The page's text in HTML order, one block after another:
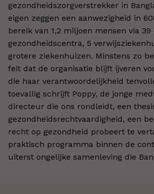
gezondheidszorgverstrekker in
eigen zeggen een aanwezigheid in
bereik van 1,2 miljoen mensen via
gezondheidscentra, 5
grotere ziekenhuizen. Minstens zo
feit dat de organisatie blijft ijveren
die haar verantwoordelijkheid
toevallig schrijft Poppy, de jonge
directeur die ons rondleidt, een
gezondheidsrechtvaardigheid, een
recht op gezondheid probeert te
praktisch programma binnen de
uiterst ongelijke samenleving die